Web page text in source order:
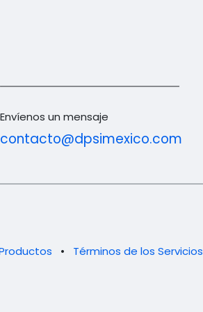
Envíenos un mensaje
contacto@dpsimexico.com
• Términos de los Servicios